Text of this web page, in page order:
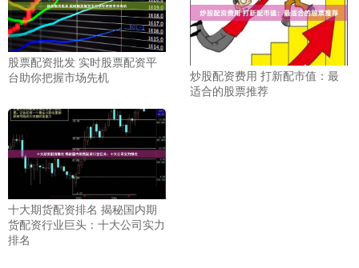
股票配资批发 实时股票配资平
台助你把握市场先机
炒股配资费用 打新配市值：最
适合的股票推荐
十大期货配资排名 揭秘国内期
货配资行业巨头：十大公司实力
排名